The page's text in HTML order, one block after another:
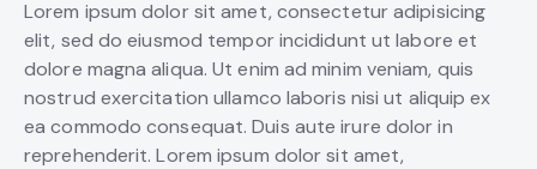
Lorem ipsum dolor sit amet, consectetur adipisicing
elit, sed do eiusmod tempor incididunt ut labore et
dolore magna aliqua. Ut enim ad minim veniam, quis
nostrud exercitation ullamco laboris nisi ut aliquip ex
ea commodo consequat. Duis aute irure dolor in
reprehenderit. Lorem ipsum dolor sit amet,